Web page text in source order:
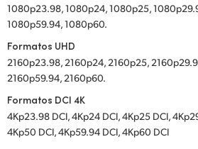
1080p23.98, 1080p24, 1080p25,
1080p59.94, 1080p60.
Formatos UHD
2160p23.98, 2160p24, 2160p25,
2160p59.94, 2160p60.
Formatos DCI 4K
4Kp23.98 DCI, 4Kp24 DCI, 4Kp25 DCI,
4Kp50 DCI, 4Kp59.94 DCI, 4Kp60 DCI